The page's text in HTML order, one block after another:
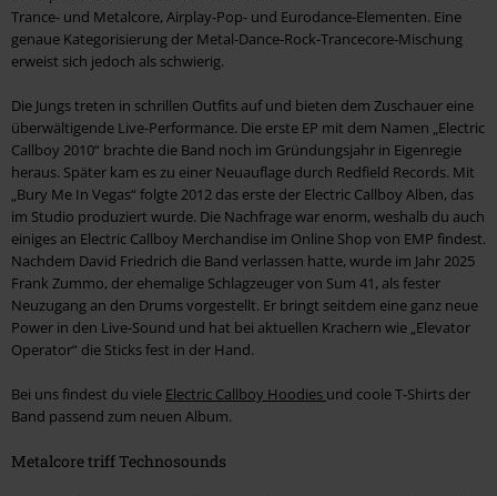
Trance- und Metalcore, Airplay-Pop- und Eurodance-Elementen. Eine
genaue Kategorisierung der Metal-Dance-Rock-Trancecore-Mischung
erweist sich jedoch als schwierig.
Die Jungs treten in schrillen Outfits auf und bieten dem Zuschauer eine
überwältigende Live-Performance. Die erste EP mit dem Namen „Electric
Callboy 2010“ brachte die Band noch im Gründungsjahr in Eigenregie
heraus. Später kam es zu einer Neuauflage durch Redfield Records. Mit
„Bury Me In Vegas“ folgte 2012 das erste der Electric Callboy Alben, das
im Studio produziert wurde. Die Nachfrage war enorm, weshalb du auch
einiges an Electric Callboy Merchandise im Online Shop von EMP findest.
Nachdem David Friedrich die Band verlassen hatte, wurde im Jahr 2025
Frank Zummo, der ehemalige Schlagzeuger von Sum 41, als fester
Neuzugang an den Drums vorgestellt. Er bringt seitdem eine ganz neue
Power in den Live-Sound und hat bei aktuellen Krachern wie „Elevator
Operator“ die Sticks fest in der Hand.
Bei uns findest du viele Electric Callboy Hoodies und coole T-Shirts der
Band passend zum neuen Album.
Metalcore triff Technosounds